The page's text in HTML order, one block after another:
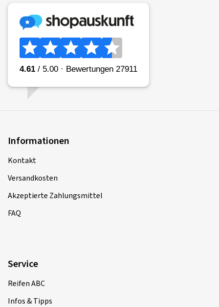
Informationen
Kontakt
Versandkosten
Akzeptierte Zahlungsmittel
FAQ
Service
Reifen ABC
Infos & Tipps